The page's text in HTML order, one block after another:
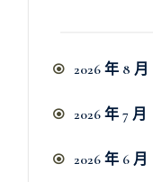
2026 年 8 月
2026 年 7 月
2026 年 6 月